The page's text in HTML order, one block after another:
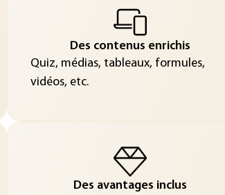
Des contenus enrichis
Quiz, médias, tableaux, formules,
vidéos, etc.
Des avantages inclus